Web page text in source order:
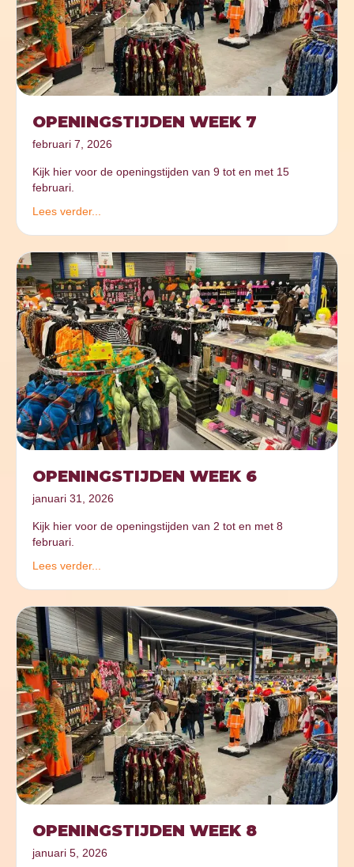
OPENINGSTIJDEN WEEK 7
februari 7, 2026
Kijk hier voor de openingstijden van 9 tot en met 15
februari.
Lees verder...
OPENINGSTIJDEN WEEK 6
januari 31, 2026
Kijk hier voor de openingstijden van 2 tot en met 8
februari.
Lees verder...
OPENINGSTIJDEN WEEK 8
januari 5, 2026